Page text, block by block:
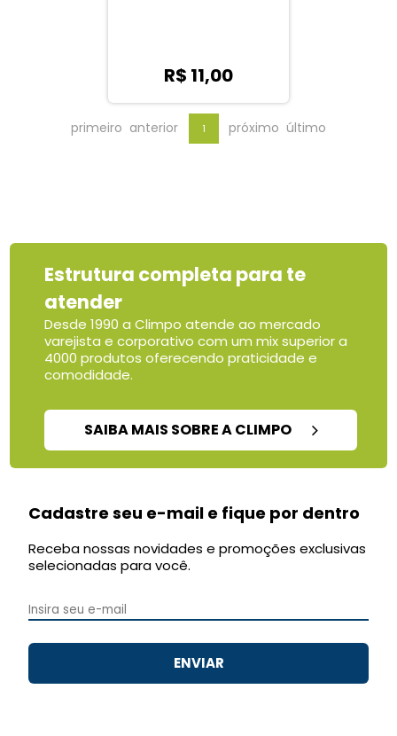
R$ 11,00
primeiro anterior 1 próximo último
Estrutura completa para te
atender
Desde 1990 a Climpo atende ao mercado
varejista e corporativo com um mix superior a
4000 produtos oferecendo praticidade e
comodidade.
SAIBA MAIS SOBRE A CLIMPO
Cadastre seu e-mail e fique por dentro
Receba nossas novidades e promoções exclusivas
selecionadas para você.
ENVIAR